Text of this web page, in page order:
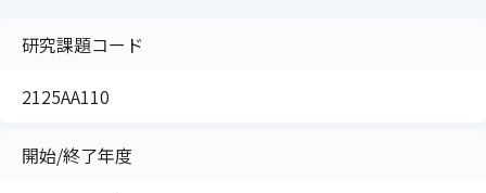
研究課題コード
2125AA110
開始/終了年度